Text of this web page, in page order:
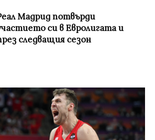
Мадрид потвърди
си в Евролигата и
следващия сезон